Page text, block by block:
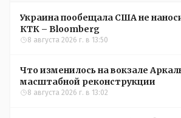
Украина пообещала США не
КТК – Bloomberg
8 августа 2026 г. в 13:50
Что изменилось на вокзале
масштабной реконструкции
8 августа 2026 г. в 13:02